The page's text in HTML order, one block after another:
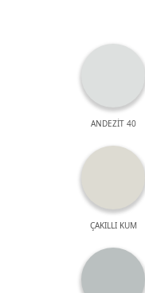
ANDEZİT 40
ÇAKILLI KUM